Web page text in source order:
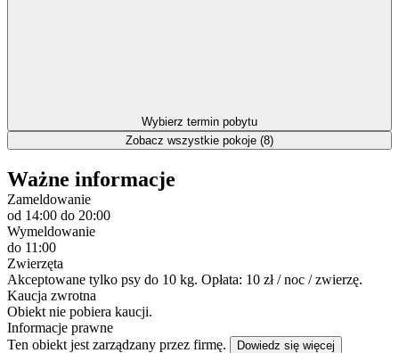
Wybierz termin pobytu
Zobacz wszystkie pokoje (8)
Ważne informacje
Zameldowanie
od 14:00 do 20:00
Wymeldowanie
do 11:00
Zwierzęta
Akceptowane tylko psy do 10 kg. Opłata: 10 zł / noc / zwierzę.
Kaucja zwrotna
Obiekt nie pobiera kaucji.
Informacje prawne
Ten obiekt jest zarządzany przez firmę.
Dowiedz się więcej